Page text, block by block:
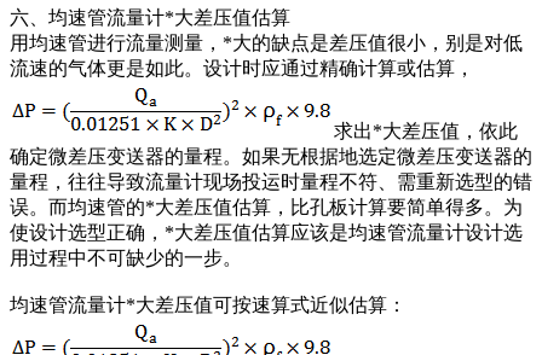
六、均速管流量计*大差压值估算
用均速管进行流量测量，*大的缺点是差压值很小，别是对低
流速的气体更是如此。设计时应通过精确计算或估算，
求出*大差压值，依此
确定微差压变送器的量程。如果无根据地选定微差压变送器的
量程，往往导致流量计现场投运时量程不符、需重新选型的错
误。而均速管的*大差压值估算，比孔板计算要简单得多。为
使设计选型正确，*大差压值估算应该是均速管流量计设计选
用过程中不可缺少的一步。
均速管流量计*大差压值可按速算式近似估算：